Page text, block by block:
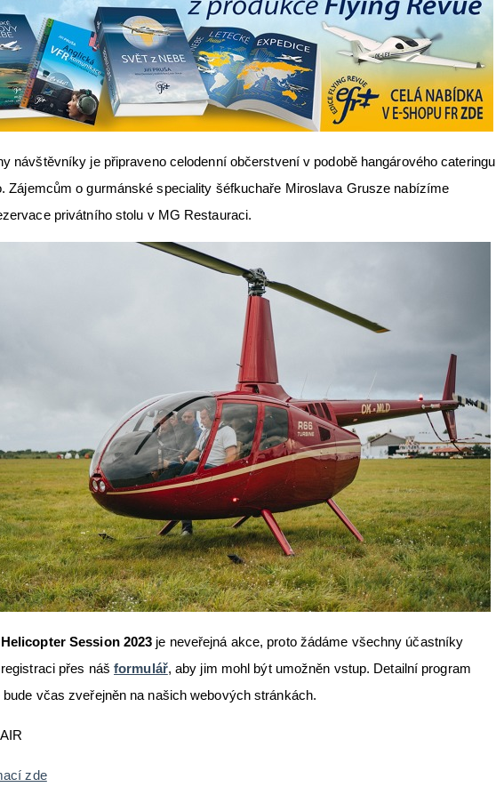
návštěvníky je připraveno celodenní občerstvení v podobě hangárového cateringu
Zájemcům o gurmánské speciality šéfkuchaře Miroslava Grusze nabízíme
privátního stolu v MG Restauraci.
Session 2023 je neveřejná akce, proto žádáme všechny účastníky
přes nášformulář, aby jim mohl být umožněn vstup. Detailní program
bude včas zveřejněn na našich webových stránkách.
zde